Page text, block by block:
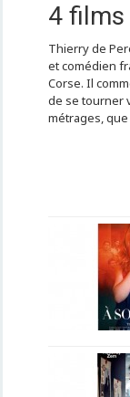
4 films
Thierry de
et comédien
Corse. Il
de se tourner
métrages,